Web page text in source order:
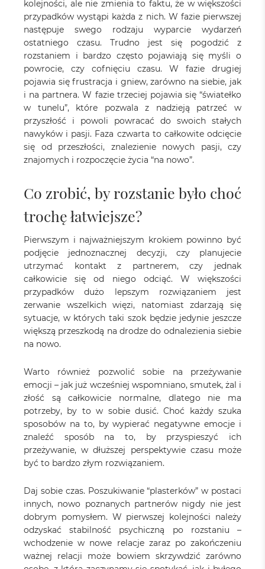
kolejności, ale nie zmienia to faktu, że w większości
przypadków wystąpi każda z nich. W fazie pierwszej
następuje swego rodzaju wyparcie wydarzeń
ostatniego czasu. Trudno jest się pogodzić z
rozstaniem i bardzo często pojawiają się myśli o
powrocie, czy cofnięciu czasu. W fazie drugiej
pojawia się frustracja i gniew, zarówno na siebie, jak
i na partnera. W fazie trzeciej pojawia się “światełko
w tunelu”, które pozwala z nadzieją patrzeć w
przyszłość i powoli powracać do swoich stałych
nawyków i pasji. Faza czwarta to całkowite odcięcie
się od przeszłości, znalezienie nowych pasji, czy
znajomych i rozpoczęcie życia “na nowo”.
Co zrobić, by rozstanie było choć
trochę łatwiejsze?
Pierwszym i najważniejszym krokiem powinno być
podjęcie jednoznacznej decyzji, czy planujecie
utrzymać kontakt z partnerem, czy jednak
całkowicie się od niego odciąć. W większości
przypadków dużo lepszym rozwiązaniem jest
zerwanie wszelkich więzi, natomiast zdarzają się
sytuacje, w których taki szok będzie jedynie jeszcze
większą przeszkodą na drodze do odnalezienia siebie
na nowo.
Warto również pozwolić sobie na przeżywanie
emocji – jak już wcześniej wspomniano, smutek, żal i
złość są całkowicie normalne, dlatego nie ma
potrzeby, by to w sobie dusić. Choć każdy szuka
sposobów na to, by wypierać negatywne emocje i
znaleźć sposób na to, by przyspieszyć ich
przeżywanie, w dłuższej perspektywie czasu może
być to bardzo złym rozwiązaniem.
Daj sobie czas. Poszukiwanie “plasterków” w postaci
innych, nowo poznanych partnerów nigdy nie jest
dobrym pomysłem. W pierwszej kolejności należy
odzyskać stabilność psychiczną po rozstaniu –
wchodzenie w nowe relacje zaraz po zakończeniu
ważnej relacji może bowiem skrzywdzić zarówno